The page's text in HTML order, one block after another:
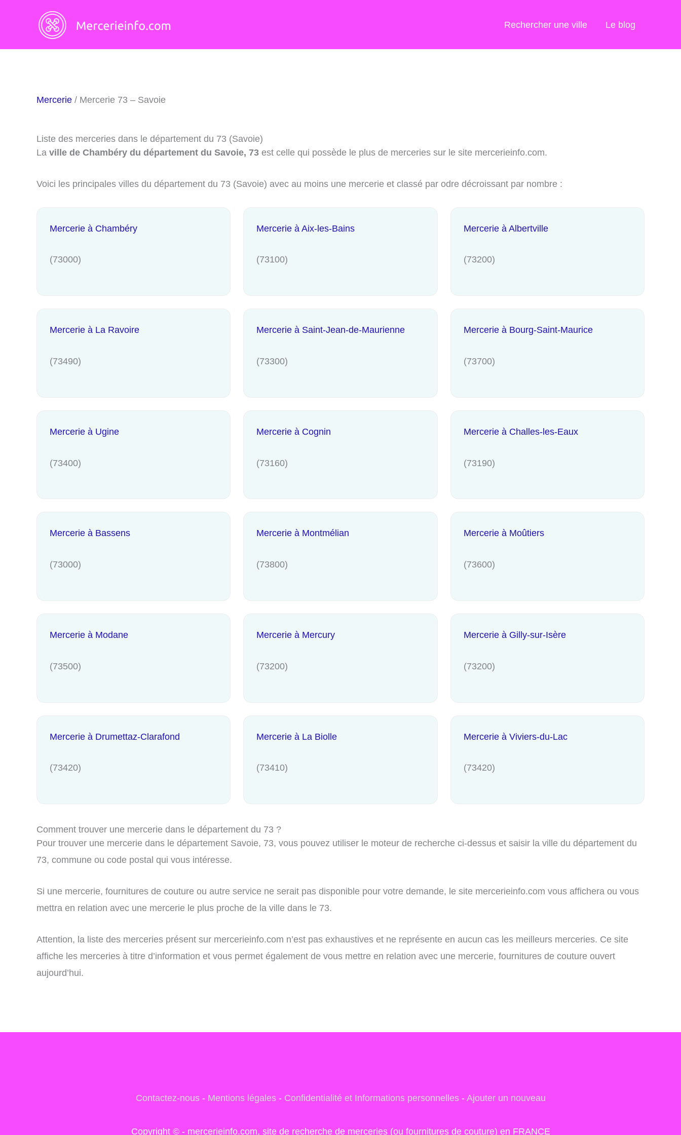
Rechercher une ville Le blog
Mercerie / Mercerie 73 – Savoie
Liste des merceries dans le département du 73 (Savoie)
La ville de Chambéry du département du Savoie, 73 est celle qui possède le plus de merceries sur le site mercerieinfo.com.
Voici les principales villes du département du 73 (Savoie) avec au moins une mercerie et classé par odre décroissant par nombre :
Mercerie à Chambéry
(73000)
Mercerie à Aix-les-Bains
(73100)
Mercerie à Albertville
(73200)
Mercerie à La Ravoire
(73490)
Mercerie à Saint-Jean-de-Maurienne
(73300)
Mercerie à Bourg-Saint-Maurice
(73700)
Mercerie à Ugine
(73400)
Mercerie à Cognin
(73160)
Mercerie à Challes-les-Eaux
(73190)
Mercerie à Bassens
(73000)
Mercerie à Montmélian
(73800)
Mercerie à Moûtiers
(73600)
Mercerie à Modane
(73500)
Mercerie à Mercury
(73200)
Mercerie à Gilly-sur-Isère
(73200)
Mercerie à Drumettaz-Clarafond
(73420)
Mercerie à La Biolle
(73410)
Mercerie à Viviers-du-Lac
(73420)
Comment trouver une mercerie dans le département du 73 ?
Pour trouver une mercerie dans le département Savoie, 73, vous pouvez utiliser le moteur de recherche ci-dessus et saisir la ville du département du
73, commune ou code postal qui vous intéresse.
Si une mercerie, fournitures de couture ou autre service ne serait pas disponible pour votre demande, le site mercerieinfo.com vous affichera ou vous
mettra en relation avec une mercerie le plus proche de la ville dans le 73.
Attention, la liste des merceries présent sur mercerieinfo.com n’est pas exhaustives et ne représente en aucun cas les meilleurs merceries. Ce site
affiche les merceries à titre d’information et vous permet également de vous mettre en relation avec une mercerie, fournitures de couture ouvert
aujourd’hui.
Contactez-nous- Mentions légales- Confidentialité et Informations personnelles- Ajouter un nouveau
Copyright © - mercerieinfo.com, site de recherche de merceries (ou fournitures de couture) en FRANCE